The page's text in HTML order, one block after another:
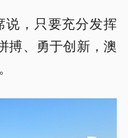
说，只要充分发挥
搏、勇于创新，澳